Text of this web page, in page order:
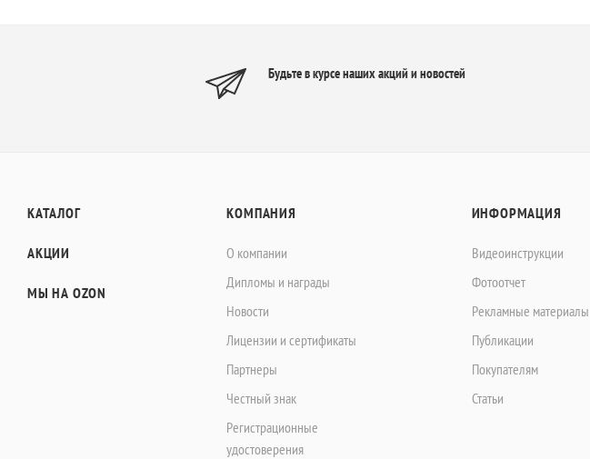
Будьте в курсе наших акций и новостей
КАТАЛОГ
АКЦИИ
МЫ НА OZON
КОМПАНИЯ
О компании
Дипломы и награды
Новости
Лицензии и сертификаты
Партнеры
Честный знак
Регистрационные
удостоверения
ИНФОРМАЦИЯ
Видеоинструкции
Фотоотчет
Рекламные материалы
Публикации
Покупателям
Статьи